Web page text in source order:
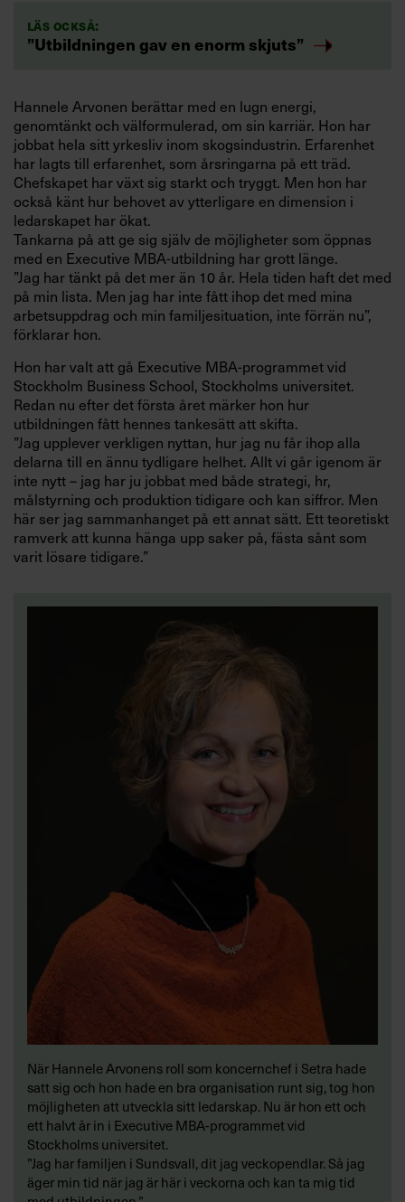
Läs också:
”Utbildningen gav en enorm skjuts”
Hannele Arvonen berättar med en lugn energi,
genomtänkt och välformulerad, om sin karriär. Hon har
jobbat hela sitt yrkesliv inom skogsindustrin. Erfarenhet
har lagts till erfarenhet, som årsringarna på ett träd.
Chefskapet har växt sig starkt och tryggt. Men hon har
också känt hur behovet av ytterligare en dimension i
ledarskapet har ökat.
Tankarna på att ge sig själv de möjligheter som öppnas
med en Executive MBA-utbildning har grott länge.
”Jag har tänkt på det mer än 10 år. Hela tiden haft det med
på min lista. Men jag har inte fått ihop det med mina
arbetsuppdrag och min familjesituation, inte förrän nu”,
förklarar hon.
Hon har valt att gå Executive MBA-programmet vid
Stockholm Business School, Stockholms universitet.
Redan nu efter det första året märker hon hur
utbildningen fått hennes tankesätt att skifta.
”Jag upplever verkligen nyttan, hur jag nu får ihop alla
delarna till en ännu tydligare helhet. Allt vi går igenom är
inte nytt – jag har ju jobbat med både strategi, hr,
målstyrning och produktion tidigare och kan siffror. Men
här ser jag sammanhanget på ett annat sätt. Ett teoretiskt
ramverk att kunna hänga upp saker på, fästa sånt som
varit lösare tidigare.”
När Hannele Arvonens roll som koncernchef i Setra hade
satt sig och hon hade en bra organisation runt sig, tog hon
möjligheten att utveckla sitt ledarskap. Nu är hon ett och
ett halvt år in i Executive MBA-programmet vid
Stockholms universitet.
”Jag har familjen i Sundsvall, dit jag veckopendlar. Så jag
äger min tid när jag är här i veckorna och kan ta mig tid